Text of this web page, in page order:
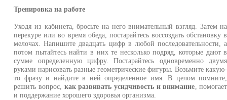
Тренировка на работе
Уходя из кабинета, бросьте на него внимательный взгляд. Затем на
перекуре или во время обеда, постарайтесь воссоздать обстановку в
мелочах. Напишите двадцать цифр в любой последовательности, а
потом пытайтесь найти в них те несколько подряд, которые дают в
сумме определенную цифру. Постарайтесь одновременно двумя
руками нарисовать разные геометрические фигуры. Возьмите какую-
то фразу и найдите в ней определенное имя. В целом помните,
решить вопрос, как развивать усидчивость и внимание, помогает
и поддержание хорошего здоровья организма.